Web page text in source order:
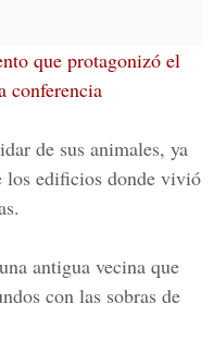
que protagonizó el
conferencia
de sus animales, ya
los edificios donde vivió
antigua vecina que
con las sobras de